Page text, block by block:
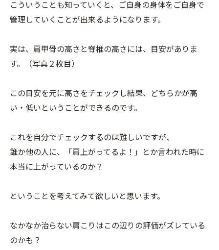
こういうことも知っていくと、ご自身の身体をご自身で
管理していくことが出来るようになります。
実は、肩甲骨の高さと脊椎の高さには、目安がありま
す。（写真２枚目）
この目安を元に高さをチェックし結果、どちらかが高
い・低いということができるのです。
これを自分でチェックするのは難しいですが、
誰か他の人に、「肩上がってるよ！」とか言われた時に
本当に上がっているのか？
ということを考えてみて欲しいと思います。
なかなか治らない肩こりはこの辺りの評価がズレている
のかも？